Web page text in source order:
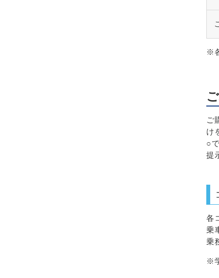
※
ご
け
○
提
各
乗
乗
※